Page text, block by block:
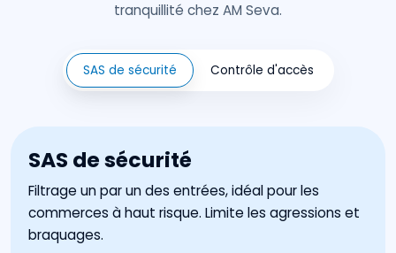
tranquillité chez AM Seva.
SAS de sécurité Contrôle d'accès
SAS de sécurité
Filtrage un par un des entrées, idéal pour les
commerces à haut risque. Limite les agressions et
braquages.